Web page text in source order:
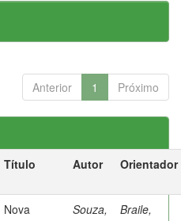
Anterior 1 Próximo
Título Autor Orientador
Nova
Souza,
Braile,